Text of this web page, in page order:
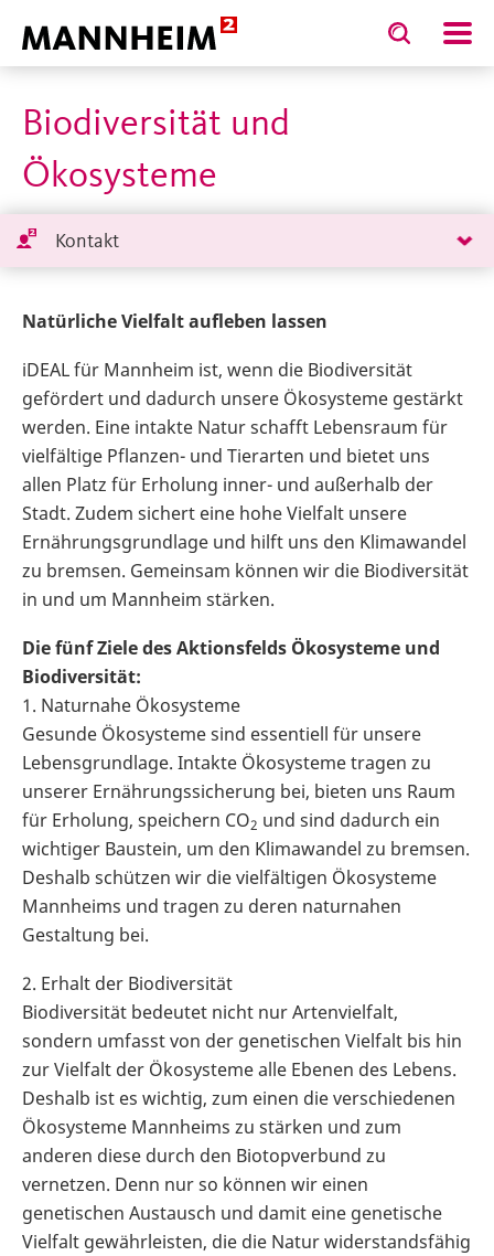
Toggle
search
input
Toggle
search
input
Biodiversität und
Ökosysteme
Kontakt
Natürliche Vielfalt aufleben lassen
iDEAL für Mannheim ist, wenn die Biodiversität
gefördert und dadurch unsere Ökosysteme gestärkt
werden. Eine intakte Natur schafft Lebensraum für
vielfältige Pflanzen- und Tierarten und bietet uns
allen Platz für Erholung inner- und außerhalb der
Stadt. Zudem sichert eine hohe Vielfalt unsere
Ernährungsgrundlage und hilft uns den Klimawandel
zu bremsen. Gemeinsam können wir die Biodiversität
in und um Mannheim stärken.
Die fünf Ziele des Aktionsfelds Ökosysteme und
Biodiversität:
1. Naturnahe Ökosysteme
Gesunde Ökosysteme sind essentiell für unsere
Lebensgrundlage. Intakte Ökosysteme tragen zu
unserer Ernährungssicherung bei, bieten uns Raum
für Erholung, speichern CO2 und sind dadurch ein
wichtiger Baustein, um den Klimawandel zu bremsen.
Deshalb schützen wir die vielfältigen Ökosysteme
Mannheims und tragen zu deren naturnahen
Gestaltung bei.
2. Erhalt der Biodiversität
Biodiversität bedeutet nicht nur Artenvielfalt,
sondern umfasst von der genetischen Vielfalt bis hin
zur Vielfalt der Ökosysteme alle Ebenen des Lebens.
Deshalb ist es wichtig, zum einen die verschiedenen
Ökosysteme Mannheims zu stärken und zum
anderen diese durch den Biotopverbund zu
vernetzen. Denn nur so können wir einen
genetischen Austausch und damit eine genetische
Vielfalt gewährleisten, die die Natur widerstandsfähig